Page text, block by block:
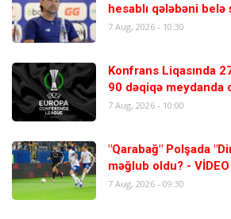
hesablı qələbəni belə
7 Aug, 2026 - 10:30
Konfrans Liqasında
90 dəqiqə meydanda
7 Aug, 2026 - 10:00
"Qarabağ" Polşada
məğlub oldu? - VİDEO
7 Aug, 2026 - 09:30